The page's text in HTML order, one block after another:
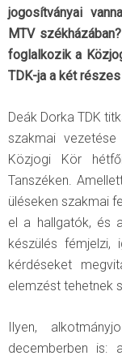
jogosítványai
MTV
foglalkozik a
TDK-ja a két
Deák Dorka TDK
szakmai
Közjogi Kör
Tanszéken.
üléseken szakmai
el a hallgatók, és
készülés fémjelzi,
kérdéseket
elemzést tehetnek
Ilyen,
decemberben is: